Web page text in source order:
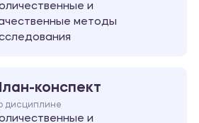
и
методы
конспект
дисциплине
и